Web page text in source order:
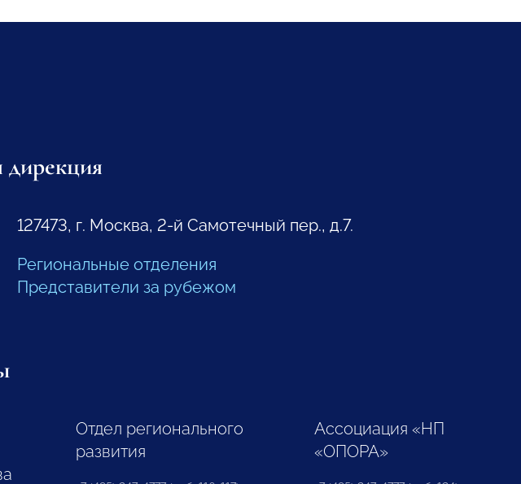
дирекция
127473, г. Москва, 2-й Самотечный пер., д.7.
Региональные отделения
Представители за рубежом
Отдел регионального
развития
Ассоциация «НП
«ОПОРА»